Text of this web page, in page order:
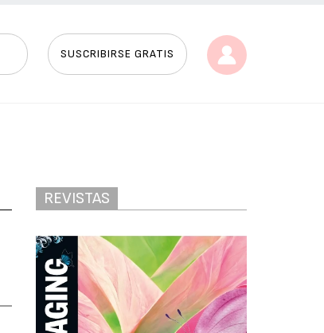
SUSCRIBIRSE GRATIS
REVISTAS